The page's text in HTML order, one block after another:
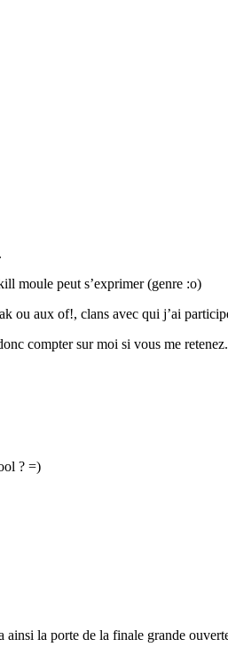
moule peut s’exprimer (genre :o)
ou aux of!, clans avec qui j’ai
compter sur moi si vous me retenez.
? =)
ainsi la porte de la finale grande